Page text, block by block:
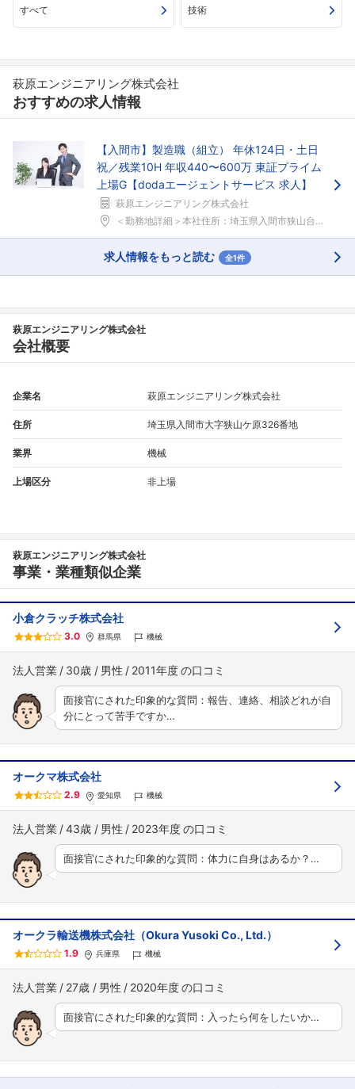
フォローしました
こちらの企業もフォローしませんか？
すべて 技術
萩原エンジニアリング株式会社
おすすめの求人情報
【入間市】製造職（組立） 年休124日・土日
祝／残業10H 年収440〜600万 東証プライム
上場G【dodaエージェントサービス 求人】
萩原エンジニアリング株式会社
＜勤務地詳細＞本社住所：埼玉県入間市狭山台4-16...
求人情報をもっと読む 全1件
萩原エンジニアリング株式会社
会社概要
企業名 萩原エンジニアリング株式会社
住所 埼玉県入間市大字狭山ケ原326番地
業界 機械
上場区分 非上場
萩原エンジニアリング株式会社
事業・業種類似企業
小倉クラッチ株式会社
3.0 群馬県 機械
法人営業 30歳 男性 2011年度
面接官にされた印象的な質問：報告、連絡、相談どれが自
分にとって苦手ですか…
オークマ株式会社
2.9 愛知県 機械
法人営業 43歳 男性 2023年度
面接官にされた印象的な質問：体力に自身はあるか？…
オークラ輸送機株式会社（Okura Yusoki Co., Ltd.）
1.9 兵庫県 機械
法人営業 27歳 男性 2020年度
面接官にされた印象的な質問：入ったら何をしたいか…